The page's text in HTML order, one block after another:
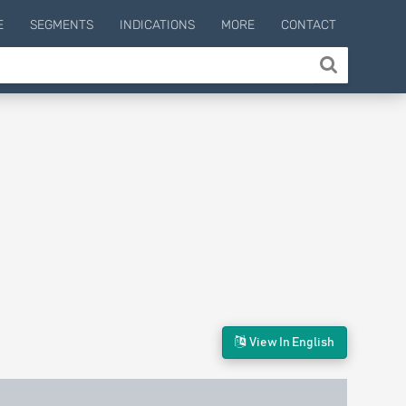
SEGMENTS INDICATIONS MORE CONTACT
View In English